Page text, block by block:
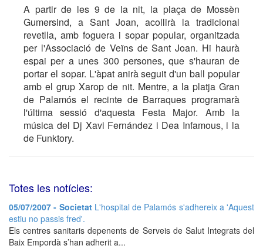
A partir de les 9 de la nit, la plaça de Mossèn
Gumersind, a Sant Joan, acollirà la tradicional
revetlla, amb foguera i sopar popular, organitzada
per l'Associació de Veïns de Sant Joan. Hi haurà
espai per a unes 300 persones, que s'hauran de
portar el sopar. L'àpat anirà seguit d'un ball popular
amb el grup Xarop de nit. Mentre, a la platja Gran
de Palamós el recinte de Barraques programarà
l'última sessió d'aquesta Festa Major. Amb la
música del Dj Xavi Fernández i Dea Infamous, i la
de Funktory.
Totes les notícies:
05/07/2007 - Societat L'hospital de Palamós s'adhereix a 'Aquest
estiu no passis fred'.
Els centres sanitaris depenents de Serveis de Salut Integrats del
Baix Empordà s’han adherit a...